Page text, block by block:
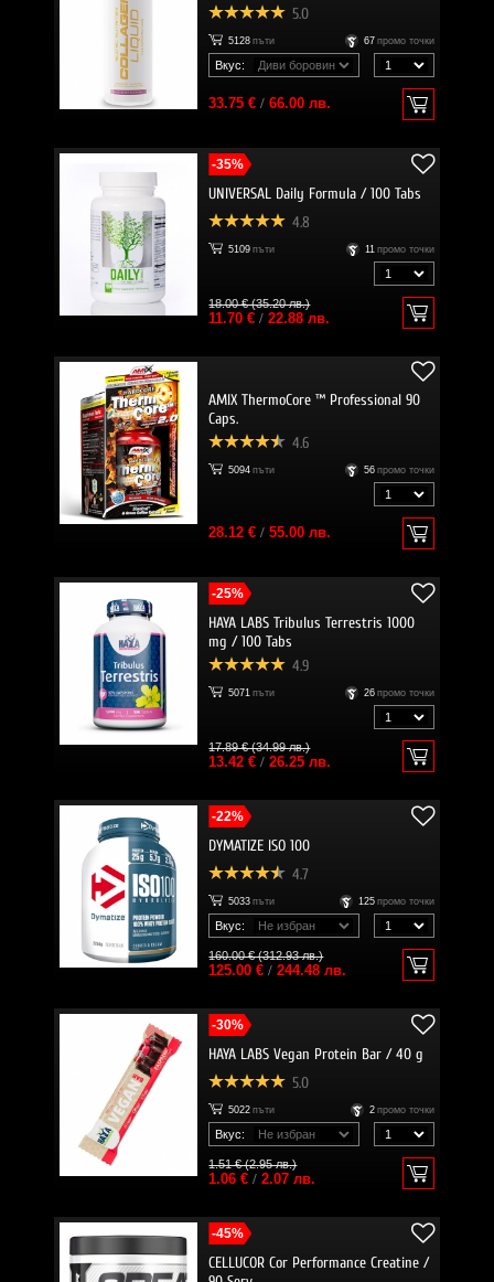
5.0
5128 пъти 67 промо точки
Вкус:
33.75 €/ 66.00 лв.
-35%
UNIVERSAL Daily Formula / 100 Tabs
4.8
5109 пъти 11 промо точки
18.00 € (35.20 лв.)
11.70 €/ 22.88 лв.
AMIX ThermoCore ™ Professional 90
Caps.
4.6
5094 пъти 56 промо точки
28.12 €/ 55.00 лв.
-25%
HAYA LABS Tribulus Terrestris 1000
mg / 100 Tabs
4.9
5071 пъти 26 промо точки
17.89 € (34.99 лв.)
13.42 €/ 26.25 лв.
-22%
DYMATIZE ISO 100
4.7
5033 пъти 125 промо точки
Вкус:
160.00 € (312.93 лв.)
125.00 €/ 244.48 лв.
-30%
HAYA LABS Vegan Protein Bar / 40 g
5.0
5022 пъти 2 промо точки
Вкус:
1.51 € (2.95 лв.)
1.06 €/ 2.07 лв.
-45%
CELLUCOR Cor Performance Creatine /